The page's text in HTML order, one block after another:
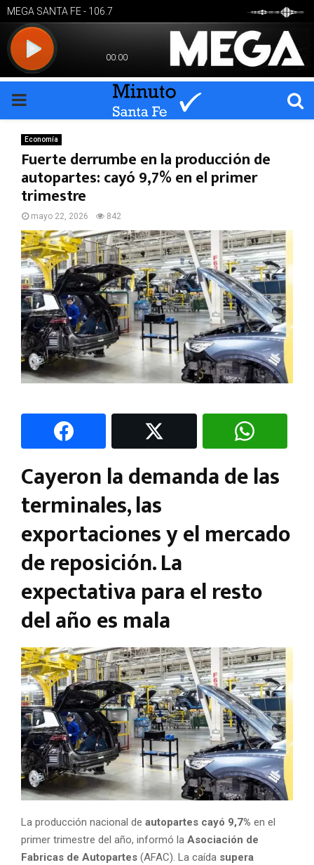
PRIMARY
MENU
Economía
Fuerte derrumbe en la producción de
autopartes: cayó 9,7% en el primer
trimestre
mayo 22, 2026 842
Cayeron la demanda de las
terminales, las
exportaciones y el mercado
de reposición. La
expectativa para el resto
del año es mala
La producción nacional de autopartes cayó 9,7% en el
primer trimestre del año, informó la Asociación de
Fabricas de Autopartes (AFAC). La caída supera